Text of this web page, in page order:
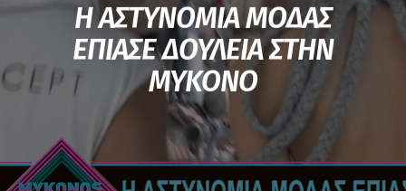
Η ΑΣΤΥΝΟΜΙΑ ΜΟΔΑΣ
ΕΠΙΑΣΕ ΔΟΥΛΕΙΑ ΣΤΗΝ
ΜΥΚΟΝΟ